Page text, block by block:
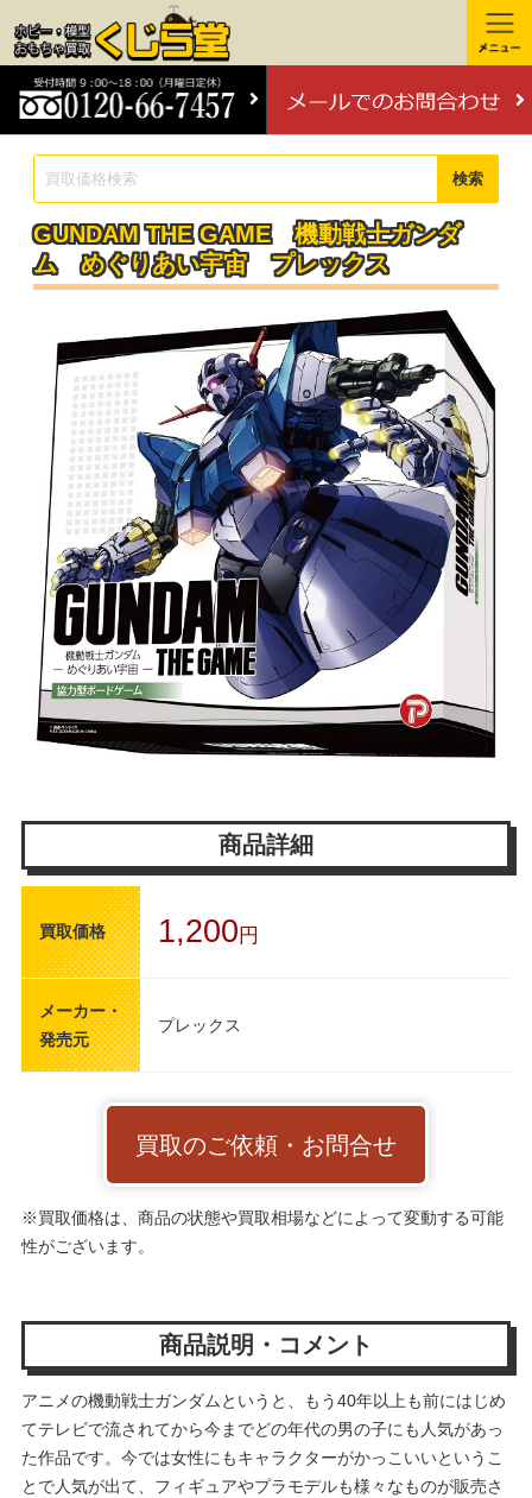
検索
GUNDAM THE GAME 機動戦士ガンダ
ム めぐりあい宇宙 プレックス
商品詳細
買取価格 1,200 円
メーカー・
発売元
プレックス
買取のご依頼・お問合せ
※買取価格は、商品の状態や買取相場などによって変動する可能
性がございます。
商品説明・コメント
アニメの機動戦士ガンダムというと、もう40年以上も前にはじめ
てテレビで流されてから今までどの年代の男の子にも人気があっ
た作品です。今では女性にもキャラクターがかっこいいというこ
とで人気が出て、フィギュアやプラモデルも様々なものが販売さ